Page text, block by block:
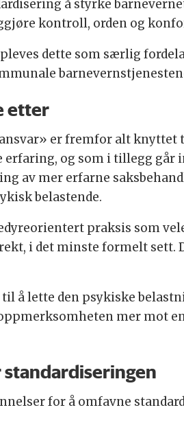
å styrke
kontroll, orden og
dette som særlig
etter
er fremfor alt knyttet
erfaring, og som i tillegg
av mer erfarne
belastende.
praksis som
i det minste formelt sett.
å lette den psykiske
mer mot
for å omfavne